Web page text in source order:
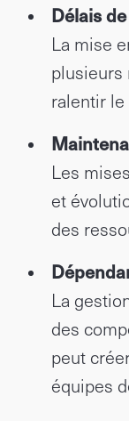
Délais
La mise
plusieurs
ralentir
Les
et
des
La
des
peut
équipes